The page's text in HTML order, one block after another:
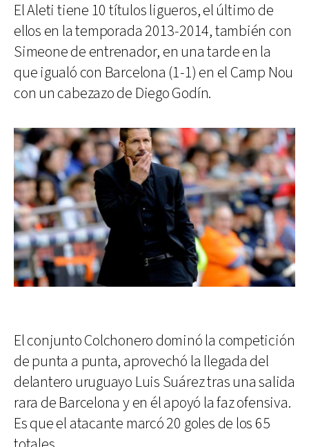
El Aleti tiene 10 títulos ligueros, el último de
ellos en la temporada 2013-2014, también con
Simeone de entrenador, en una tarde en la
que igualó con Barcelona (1-1) en el Camp Nou
con un cabezazo de Diego Godín.
El conjunto Colchonero dominó la competición
de punta a punta, aprovechó la llegada del
delantero uruguayo Luis Suárez tras una salida
rara de Barcelona y en él apoyó la faz ofensiva.
Es que el atacante marcó 20 goles de los 65